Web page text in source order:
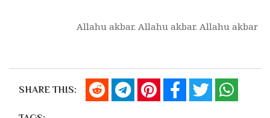
Allahu akbar. Allahu akbar. Allahu akbar
SHARE THIS: